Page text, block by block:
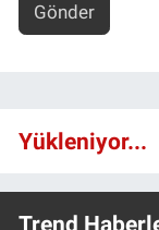
Gönder
Yükleniyor...
Trend